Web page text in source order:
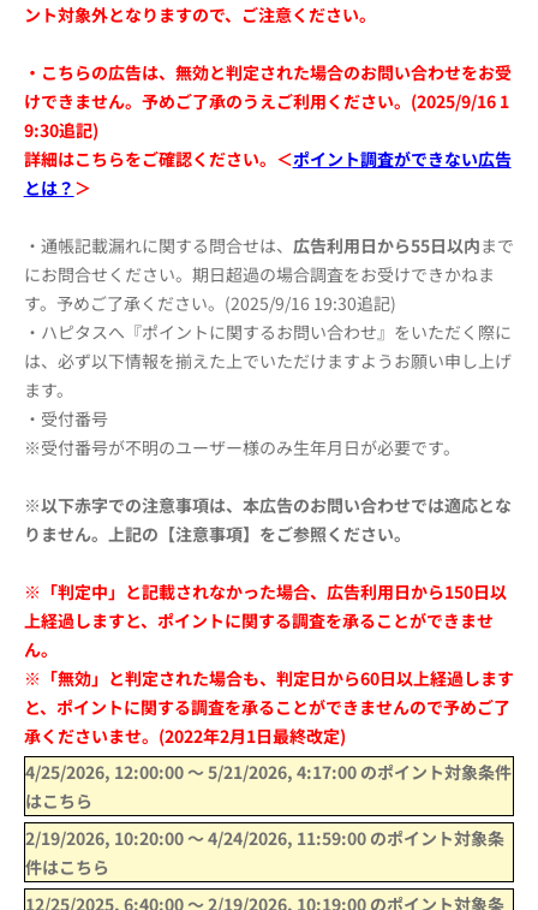
ント対象外となりますので、ご注意ください。
・こちらの広告は、無効と判定された場合のお問い合わせをお受
けできません。予めご了承のうえご利用ください。(2025/9/16 1
9:30追記)
詳細はこちらをご確認ください。＜ポイント調査ができない広告
とは？ ＞
・通帳記載漏れに関する問合せは、 広告利用日から55日以内まで
にお問合せください。期日超過の場合調査をお受けできかねま
す。予めご了承ください。(2025/9/16 19:30追記)
・ハピタスへ『ポイントに関するお問い合わせ』をいただく際に
は、必ず以下情報を揃えた上でいただけますようお願い申し上げ
ます。
・受付番号
※受付番号が不明のユーザー様のみ生年月日が必要です。
※以下赤字での注意事項は、本広告のお問い合わせでは適応とな
りません。上記の【注意事項】をご参照ください。
※「判定中」と記載されなかった場合、広告利用日から150日以
上経過しますと、ポイントに関する調査を承ることができませ
ん。
※「無効」と判定された場合も、判定日から60日以上経過します
と、ポイントに関する調査を承ることができませんので予めご了
承くださいませ。(2022年2月1日最終改定)
4/25/2026, 12:00:00〜5/21/2026, 4:17:00 のポイント対象条件
はこちら
2/19/2026, 10:20:00〜4/24/2026, 11:59:00 のポイント対象条
件はこちら
12/25/2025, 6:40:00〜 2/19/2026, 10:19:00 のポイント対象条